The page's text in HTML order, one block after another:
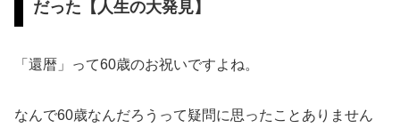
だった【人生の大発見】
「還暦」って60歳のお祝いですよね。
なんで60歳なんだろうって疑問に思ったことありません